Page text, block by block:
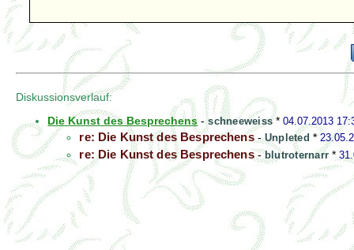
Diskussionsverlauf:
Die Kunst des Besprechens -schneeweiss*04.07.2013
re: Die Kunst des Besprechens-Unpleted *
re: Die Kunst des Besprechens-blutroternarr *